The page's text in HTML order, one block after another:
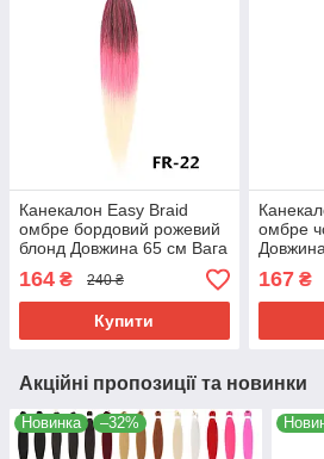
Канекалон Easy Braid
омбре бордовий рожевий
блонд Довжина 65 см Вага
90 грам
Низькотемпературний
100-150°С FR-22
164 ₴ 240 ₴
Купити
омбре
грам
100-
167₴
Акційні пропозиції та новинки
Новинка –32%